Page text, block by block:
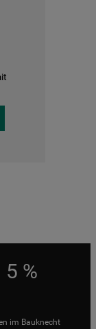
%
im Bauknecht